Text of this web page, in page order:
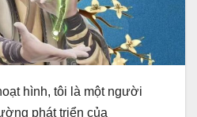
hình, tôi là một người
phát triển của